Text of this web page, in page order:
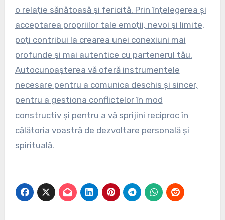
o relație sănătoasă și fericită. Prin înțelegerea și
acceptarea propriilor tale emoții, nevoi și limite,
poți contribui la crearea unei conexiuni mai
profunde și mai autentice cu partenerul tău.
Autocunoașterea vă oferă instrumentele
necesare pentru a comunica deschis și sincer,
pentru a gestiona conflictelor în mod
constructiv și pentru a vă sprijini reciproc în
călătoria voastră de dezvoltare personală și
spirituală.